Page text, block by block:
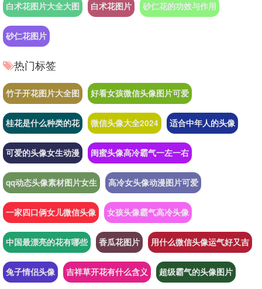
白术花图片大全大图 白术花图片 砂仁花的功效与作用
砂仁花图片
热门标签
竹子开花图片大全图 好看女孩微信头像图片可爱
桂花是什么种类的花 微信头像大全2024 适合中年人的头像
可爱的头像女生动漫 闺蜜头像高冷霸气一左一右
qq动态头像素材图片女生 高冷女头像动漫图片可爱
一家四口俩女儿微信头像 女孩头像霸气高冷头像
中国最漂亮的花有哪些 香瓜花图片 用什么微信头像运气好又吉
兔子情侣头像 吉祥草开花有什么含义 超级霸气的头像图片